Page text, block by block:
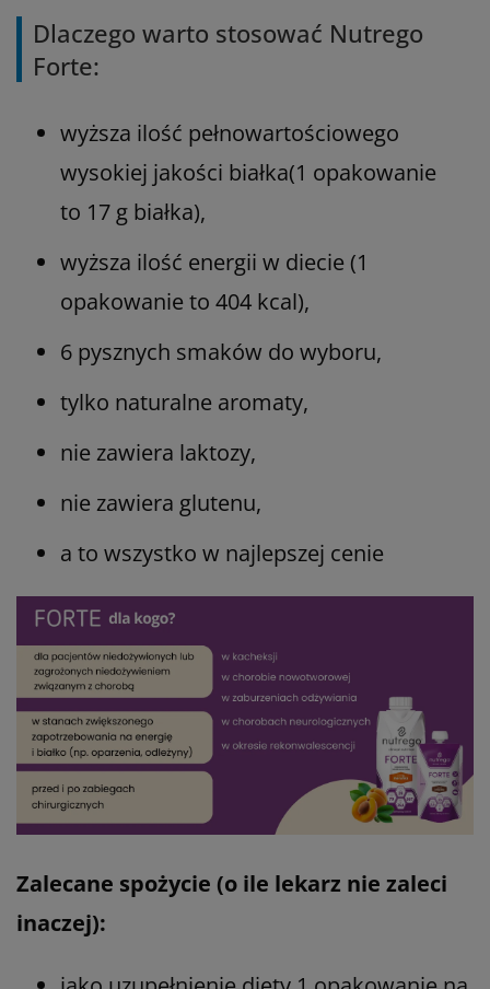
Dlaczego warto stosować Nutrego
Forte:
wyższa ilość pełnowartościowego
wysokiej jakości białka(1 opakowanie
to 17 g białka),
wyższa ilość energii w diecie (1
opakowanie to 404 kcal),
6 pysznych smaków do wyboru,
tylko naturalne aromaty,
nie zawiera laktozy,
nie zawiera glutenu,
a to wszystko w najlepszej cenie
Zalecane spożycie (o ile lekarz nie zaleci
inaczej):